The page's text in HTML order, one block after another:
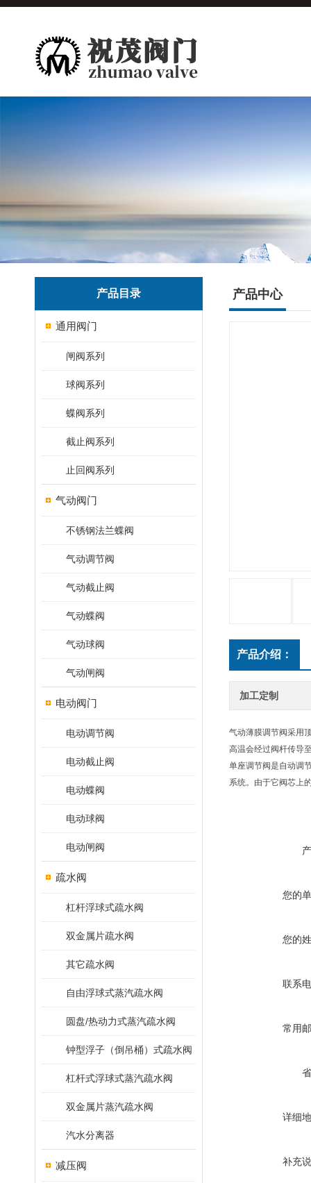
产品目录
通用阀门
闸阀系列
球阀系列
蝶阀系列
截止阀系列
止回阀系列
气动阀门
不锈钢法兰蝶阀
气动调节阀
气动截止阀
气动蝶阀
气动球阀
气动闸阀
电动阀门
电动调节阀
电动截止阀
电动蝶阀
电动球阀
电动闸阀
疏水阀
杠杆浮球式疏水阀
双金属片疏水阀
其它疏水阀
自由浮球式蒸汽疏水阀
圆盘/热动力式蒸汽疏水阀
钟型浮子（倒吊桶）式疏水阀
杠杆式浮球式蒸汽疏水阀
双金属片蒸汽疏水阀
汽水分离器
减压阀
产品中心
产品介绍：
加工定制
气动薄膜调节阀采用
高温会经过阀杆传导
单座调节阀是自动调
系统。由于它阀芯上
您的
您的
联系
常用
详细
补充